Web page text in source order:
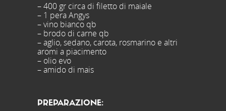
– 400 gr circa di filetto di maiale
– 1 pera Angys
– vino bianco qb
– brodo di carne qb
– aglio, sedano, carota, rosmarino e altri
aromi a piacimento
– olio evo
– amido di mais
PREPARAZIONE: